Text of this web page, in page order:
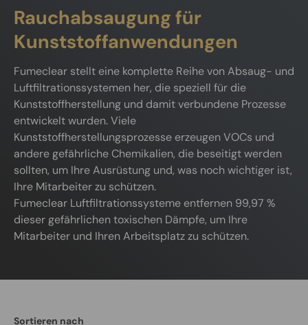
Rauchabsaugung für
Kunststoffanwendungen
Fumeclear stellt eine komplette Reihe von Absaug- und
Luftfiltrationssystemen her, die speziell für die
Kunststoffherstellung und damit verbundene Prozesse
entwickelt wurden. Viele
Kunststoffherstellungsprozesse erzeugen VOCs und
andere gefährliche Chemikalien, die beseitigt werden
sollten, um Ihre Ausrüstung und, was noch wichtiger ist,
Ihre Mitarbeiter zu schützen.
Fumeclear Luftfiltrationssysteme entfernen 99,97 %
dieser gefährlichen toxischen Dämpfe, um Ihre
Mitarbeiter und Ihren Arbeitsplatz zu schützen.
Sortieren nach